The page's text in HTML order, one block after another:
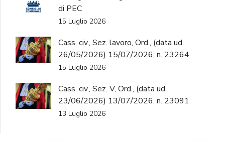
di PEC
15 Luglio 2026
Cass. civ., Sez. lavoro, Ord., (data ud.
26/05/2026) 15/07/2026, n. 23264
15 Luglio 2026
Cass. civ., Sez. V, Ord., (data ud.
23/06/2026) 13/07/2026, n. 23091
13 Luglio 2026